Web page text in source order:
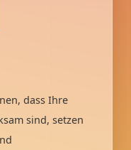
dass Ihre
sind, setzen